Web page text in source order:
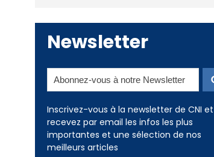
Inscrivez-vous à la newsletter de CNI et
recevez par email les infos les plus
importantes et une sélection de nos
meilleurs articles